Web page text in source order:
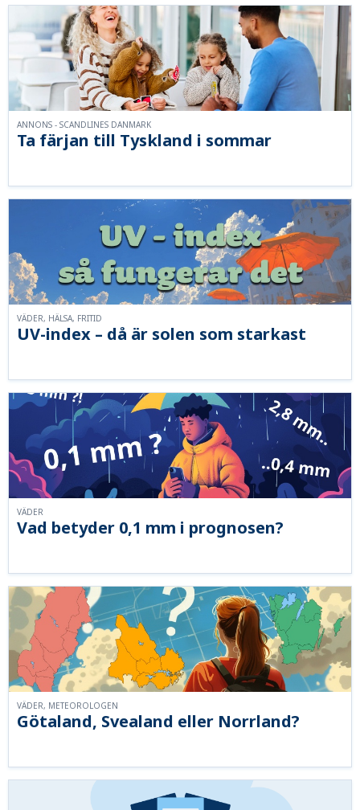
Ta färjan till Tyskland i sommar
ANNONS - SCANDLINES DANMARK
UV-index – då är solen som starkast
VÄDER, HÄLSA, FRITID
Vad betyder 0,1 mm i prognosen?
VÄDER
Götaland, Svealand eller Norrland?
VÄDER, METEOROLOGEN